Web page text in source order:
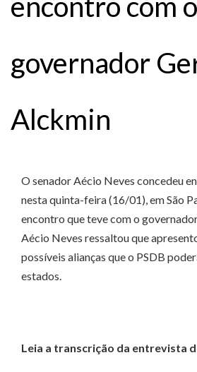
governador
Alckmin
O senador Aécio Neves concedeu
nesta quinta-feira (16/01), em São
encontro que teve com o
Aécio Neves ressaltou que
possíveis alianças que o PSDB
estados.
Leia a transcrição da entrevista